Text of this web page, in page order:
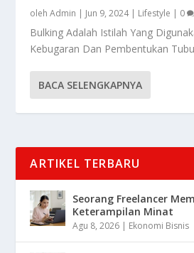
olehAdmin | Jun 9, 2024| Lifestyle | 0
Bulking Adalah Istilah Yang
Kebugaran Dan Pembentukan
BACA SELENGKAPNYA
ARTIKEL TERBARU
Seorang Freelancer
Keterampilan Minat
Agu 8, 2026 | Ekonomi Bisnis